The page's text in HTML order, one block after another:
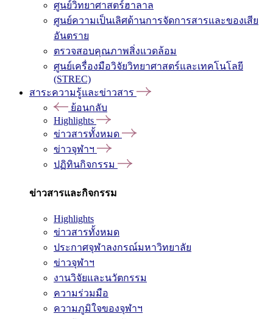
ศูนย์วิทยาศาสตร์ฮาลาล
ศูนย์ความเป็นเลิศด้านการจัดการสารและของเสีย
อันตราย
ตรวจสอบคุณภาพสิ่งแวดล้อม
ศูนย์เครื่องมือวิจัยวิทยาศาสตร์และเทคโนโลยี
(STREC)
สาระความรู้และข่าวสาร
ย้อนกลับ
Highlights
ข่าวสารทั้งหมด
ข่าวจุฬาฯ
ปฏิทินกิจกรรม
ข่าวสารและกิจกรรม
Highlights
ข่าวสารทั้งหมด
ประกาศจุฬาลงกรณ์มหาวิทยาลัย
ข่าวจุฬาฯ
งานวิจัยและนวัตกรรม
ความร่วมมือ
ความภูมิใจของจุฬาฯ